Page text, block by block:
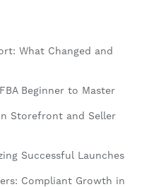
What Changed and
Beginner to Master
Storefront and Seller
Successful Launches
Compliant Growth in